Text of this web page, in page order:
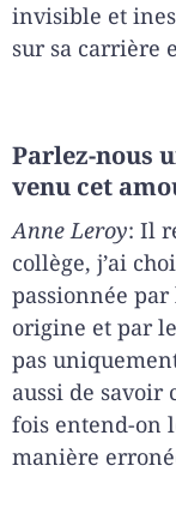
invisible et
sur sa carrière
Parlez-nous
venu cet
Anne Leroy: Il
collège, j’ai
passionnée
origine et par
pas
aussi de savoir
fois entend-on
manière